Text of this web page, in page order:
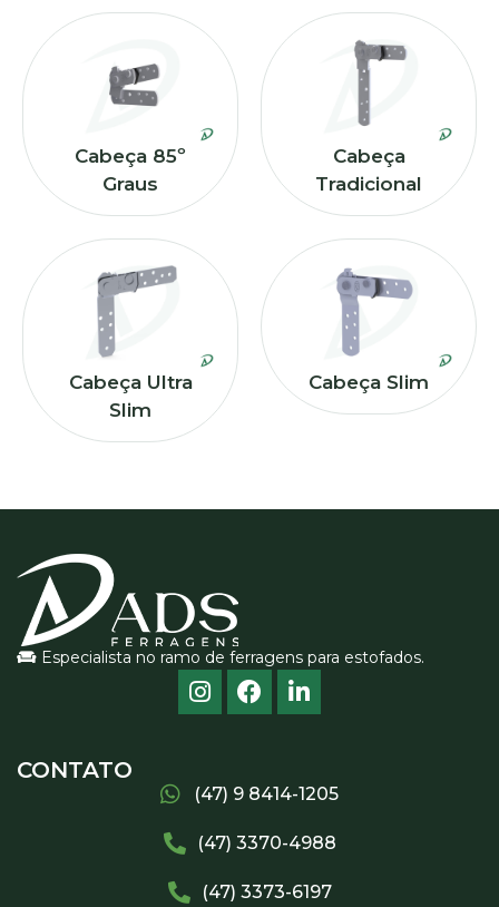
Cabeça 85º
Graus
Cabeça
Tradicional
Cabeça Ultra
Slim
Cabeça Slim
Especialista no ramo de ferragens para estofados.
CONTATO
(47) 9 8414-1205
(47) 3370-4988
(47) 3373-6197